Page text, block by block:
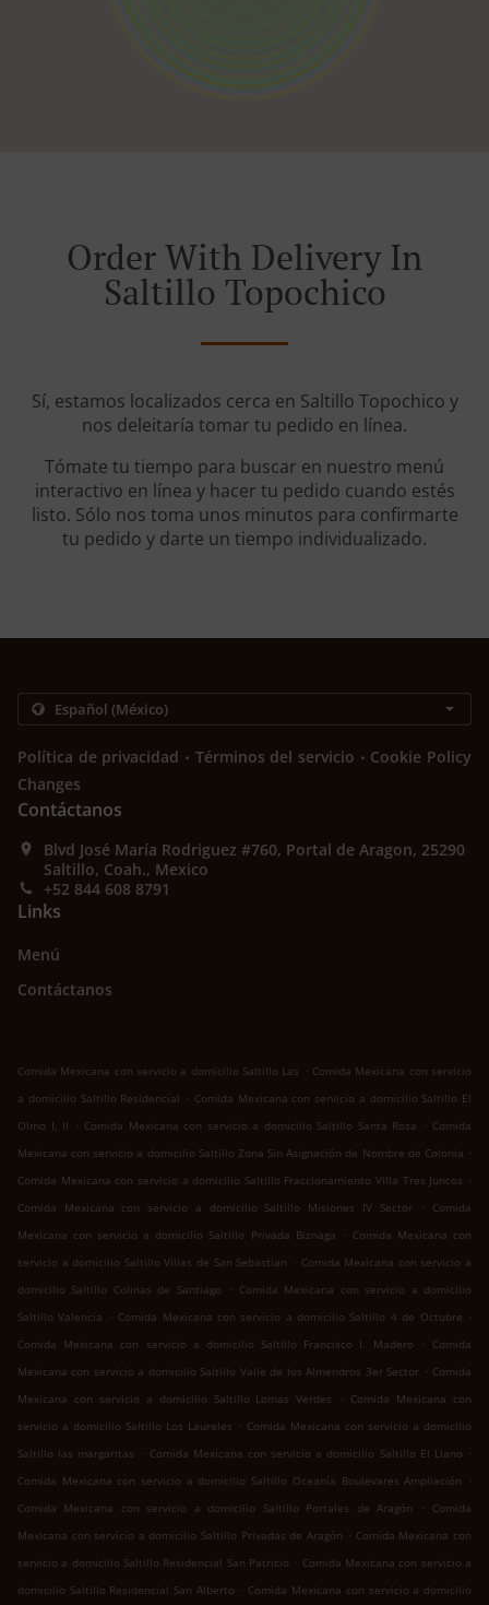
Order With Delivery In
Saltillo Topochico
Sí, estamos localizados cerca en Saltillo Topochico y
nos deleitaría tomar tu pedido en línea.
Tómate tu tiempo para buscar en nuestro menú
interactivo en línea y hacer tu pedido cuando estés
listo. Sólo nos toma unos minutos para confirmarte
tu pedido y darte un tiempo individualizado.
Política de privacidad . Términos del servicio . Cookie Policy
Changes
Contáctanos
Blvd José María Rodriguez #760, Portal de Aragon, 25290
Saltillo, Coah., Mexico
+52 844 608 8791
Links
Menú
Contáctanos
Comida Mexicana con servicio a domicilio Saltillo Las . Comida Mexicana con servicio
a domicilio Saltillo Residencial . Comida Mexicana con servicio a domicilio Saltillo El
Olmo I, II
. Comida Mexicana con servicio a domicilio Saltillo Santa Rosa . Comida
Mexicana con servicio a domicilio Saltillo Zona Sin Asignación de Nombre de Colonia .
Comida Mexicana con servicio a domicilio Saltillo Fraccionamiento Villa Tres Juncos .
Comida Mexicana con servicio a domicilio Saltillo Misiones IV Sector
.
Comida
Mexicana con servicio a domicilio Saltillo Privada Biznaga
. Comida Mexicana con
servicio a domicilio Saltillo Villas de San Sebastian . Comida Mexicana con servicio a
domicilio Saltillo Colinas de Santiago
. Comida Mexicana con servicio a domicilio
Saltillo Valencia
. Comida Mexicana con servicio a domicilio Saltillo 4 de Octubre .
Comida Mexicana con servicio a domicilio Saltillo Francisco I. Madero
. Comida
Mexicana con servicio a domicilio Saltillo Valle de los Almendros 3er Sector . Comida
Mexicana con servicio a domicilio Saltillo Lomas Verdes
. Comida Mexicana con
servicio a domicilio Saltillo Los Laureles . Comida Mexicana con servicio a domicilio
Saltillo las margaritas . Comida Mexicana con servicio a domicilio Saltillo El Llano .
Comida Mexicana con servicio a domicilio Saltillo Oceanía Boulevares Ampliación
.
Comida Mexicana con servicio a domicilio Saltillo Portales de Aragón
. Comida
Mexicana con servicio a domicilio Saltillo Privadas de Aragón . Comida Mexicana con
servicio a domicilio Saltillo Residencial San Patricio . Comida Mexicana con servicio a
domicilio Saltillo Residencial San Alberto . Comida Mexicana con servicio a domicilio